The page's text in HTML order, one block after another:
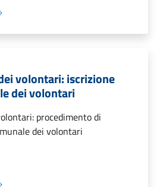
volontari: iscrizione
dei volontari
procedimento di
dei volontari